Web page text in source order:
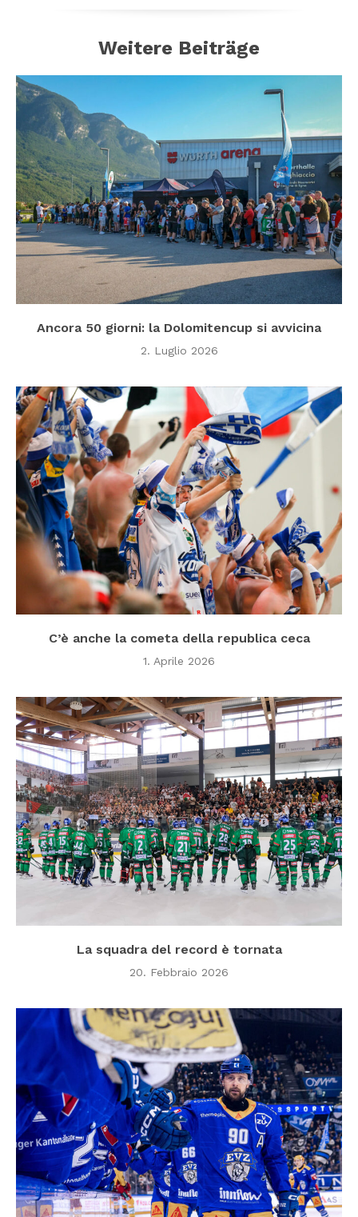
Weitere Beiträge
Ancora 50 giorni: la Dolomitencup si avvicina
2. Luglio 2026
C’è anche la cometa della republica ceca
1. Aprile 2026
La squadra del record è tornata
20. Febbraio 2026